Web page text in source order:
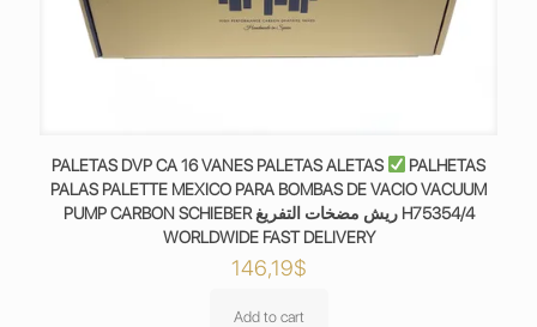
PALETAS DVP CA 16 VANES PALETAS ALETAS
PALHETAS
PALAS PALETTE MEXICO PARA BOMBAS DE VACIO VACUUM
PUMP CARBON SCHIEBER ريش مضخات التفريغ H75354/4
WORLDWIDE FAST DELIVERY
146,19$
Add to cart